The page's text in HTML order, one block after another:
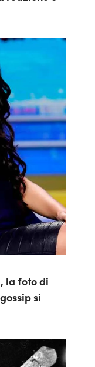
la foto di
si